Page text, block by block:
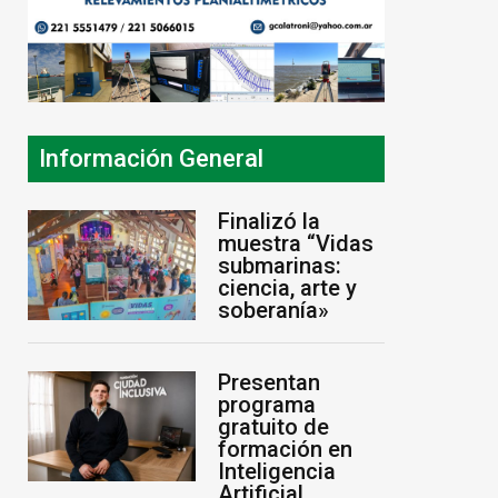
Información General
Finalizó la
muestra “Vidas
submarinas:
ciencia, arte y
soberanía»
Presentan
programa
gratuito de
formación en
Inteligencia